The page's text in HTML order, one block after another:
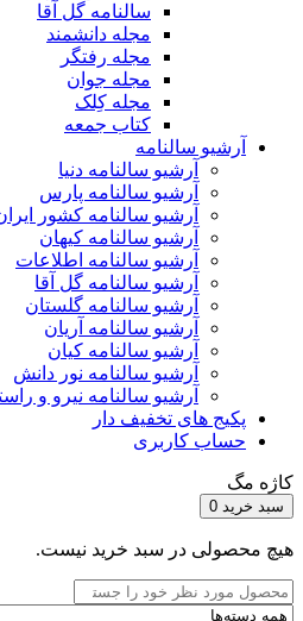
سالنامه گل آقا
مجله دانشمند
مجله رفتگر
مجله جوان
مجله کِلک
کتاب جمعه
آرشیو سالنامه
آرشیو سالنامه دنیا
آرشیو سالنامه پارس
آرشیو سالنامه کشور
آرشیو سالنامه کیهان
آرشیو سالنامه اطلاعات
آرشیو سالنامه گل آقا
آرشیو سالنامه گلستان
آرشیو سالنامه آریان
آرشیو سالنامه کیان
آرشیو سالنامه نور دانش
آرشیو سالنامه نیرو و
پکیج های تخفیف دار
حساب کاربری
کاژه مگ
سبد خرید 0
هیچ محصولی در سبد خرید نیست.